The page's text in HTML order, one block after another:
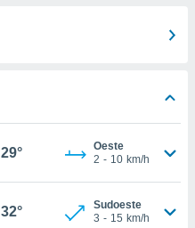
29°
Oeste
2 - 10 km/h
32°
Sudoeste
3 - 15 km/h